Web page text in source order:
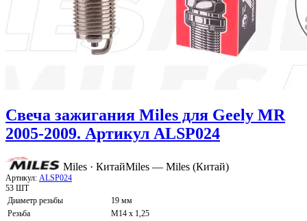
Свеча зажигания Miles для Geely MR
2005-2009. Артикул ALSP024
Miles · КитайMiles — Miles (Китай)
Артикул: ALSP024
53 ШТ
Диаметр резьбы
19 мм
Резьба
M14 x 1,25